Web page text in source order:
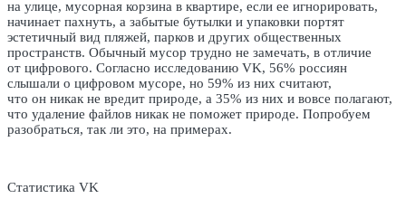
на улице, мусорная корзина в квартире, если ее игнорировать,
начинает пахнуть, а забытые бутылки и упаковки портят
эстетичный вид пляжей, парков и других общественных
пространств. Обычный мусор трудно не замечать, в отличие
от цифрового. Согласно исследованию VK, 56% россиян
слышали о цифровом мусоре, но 59% из них считают,
что он никак не вредит природе, а 35% из них и вовсе полагают,
что удаление файлов никак не поможет природе. Попробуем
разобраться, так ли это, на примерах.
Статистика VK